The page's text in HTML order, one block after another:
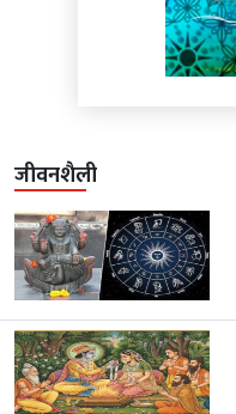
जीवनशैली